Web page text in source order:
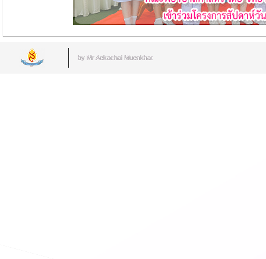
by Mr.Aekachai Muenkhat